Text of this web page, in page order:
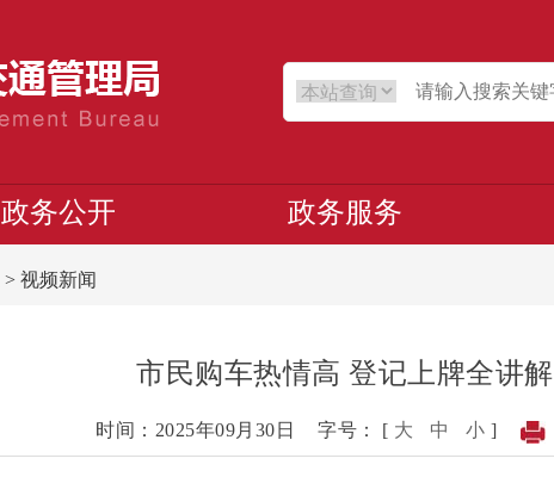
政务公开 政务服务
> 视频新闻
市民购车热情高 登记上牌全讲解
时间：2025年09月30日 字号： [ 大 中 小 ]